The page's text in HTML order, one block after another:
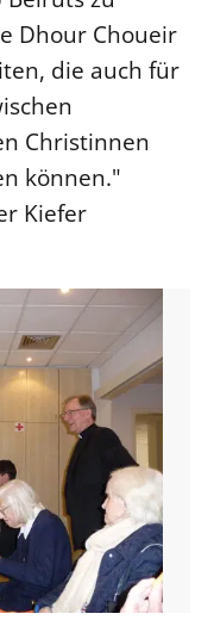
Dhour Choueir
die auch für
Christinnen
können."
Kiefer